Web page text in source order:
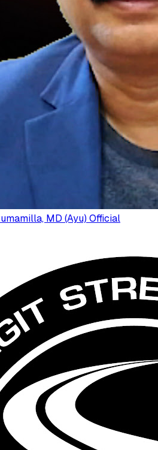
MD (Ayu) Official